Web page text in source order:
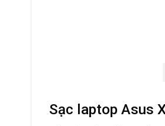
Sạc laptop Asus